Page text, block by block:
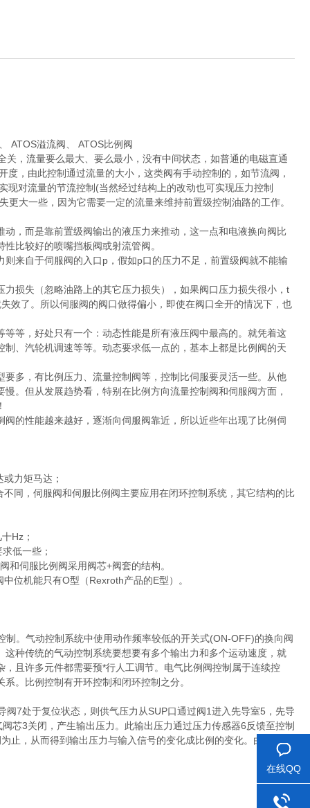
ATOS溢流阀、 ATOS比例阀
，流量要么最大、要么最小，没有中间状态，如普通的电磁直通
，由此控制通过流量的大小，这类阀有手动控制的，如节流阀，
对流量的节流控制(当然经过结构上的改动也可实现压力控制
大一些，因为它需要一定的流量来维持前置级控制油路的工作。
，而是靠前置级阀输出的液压力来推动，这一点和电液换向阀比
比较好的喷嘴挡板阀或射流管阀。
来自于伺服阀的入口p，假如p口的压力不足，前置级阀就不能输
损失（忽略油路上的其它压力损失），如果阀口压力损失很小，t
效了。所以伺服阀的阀口做得偏小，即使在阀口全开的情况下，也
等，好处只有一个：动态性能是所有液压阀中最高的。就凭着这
、汽轮机调速等等。动态要求低一点的，基本上都是比例阀的天
多，有比例压力、流量控制阀等，控制比伺服要灵活一些。从他
。但从发展趋势看，特别在比例方向流量控制阀和伺服阀方面，
的性能越来越好，逐渐向伺服阀靠近，所以近些年出现了比例伺
力矩马达；
，伺服阀和伺服比例阀主要应用在闭环控制系统，其它结构的比
Hz；
低一些；
伺服比例阀采用阀芯+阀套的结构。
机能只有O型（Rexroth产品的E型）。
。气动控制系统中使用动作频率较低的开关式(ON-OFF)的换向阀
种传统的气动控制系统要想要有多个输出力和多个运动速度，就
且许多元件都需要预*行人工调节。电气比例阀控制属于连续控
。比例控制有开环控制和闭环控制之分。
7处于复位状态，则供气压力从SUP口通过阀1进入先导室5，先导
芯3关闭，产生输出压力。此输出压力通过压力传感器6反馈至控制
止，从而得到输出压力与输入信号的变化成比例的变化。由于没有
在线QQ